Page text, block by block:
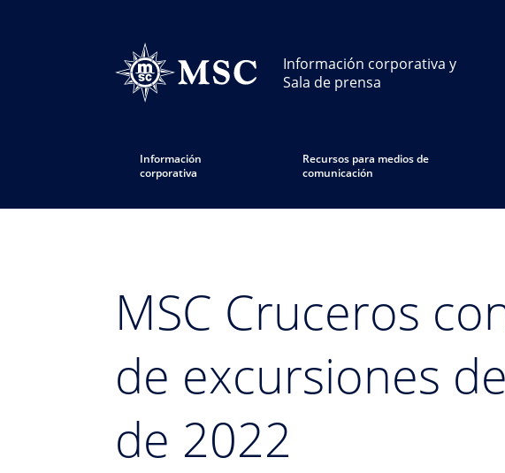
Información corporativa y
Sala de prensa
Información
corporativa
Recursos para medios de
comunicación
MSC Cruceros
de excursiones
de 2022